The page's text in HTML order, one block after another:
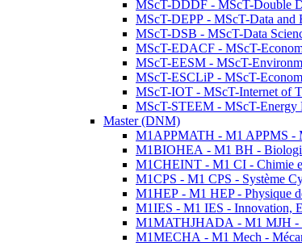
MScT-DDDF - MScT-Double
MScT-DEPP - MScT-Data and
MScT-DSB - MScT-Data
MScT-EDACF - MScT-
MScT-EESM - MScT-
MScT-ESCLiP - MScT-
MScT-IOT - MScT-Internet of
MScT-STEEM - MScT-Energy
Master (DNM)
M1APPMATH - M1 APPMS -
M1BIOHEA - M1 BH -
M1CHEINT - M1 CI - Chimie
M1CPS - M1 CPS - Système
M1HEP - M1 HEP - Physique
M1IES - M1 IES - Innovation,
M1MATHJHADA - M1 MJH -
M1MECHA - M1 Mech -